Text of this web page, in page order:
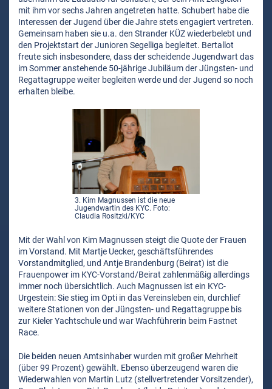
mit ihm vor sechs Jahren angetreten hatte. Schubert habe die
Interessen der Jugend über die Jahre stets engagiert vertreten.
Gemeinsam haben sie u.a. den Strander KÜZ wiederbelebt und
den Projektstart der Junioren Segelliga begleitet. Bertallot
freute sich insbesondere, dass der scheidende Jugendwart das
im Sommer anstehende 50-jährige Jubiläum der Jüngsten- und
Regattagruppe weiter begleiten werde und der Jugend so noch
erhalten bleibe.
3. Kim Magnussen ist die neue
Jugendwartin des KYC. Foto:
Claudia Rositzki/KYC
Mit der Wahl von Kim Magnussen steigt die Quote der Frauen
im Vorstand. Mit Martje Uecker, geschäftsführendes
Vorstandmitglied, und Antje Brandenburg (Beirat) ist die
Frauenpower im KYC-Vorstand/Beirat zahlenmäßig allerdings
immer noch übersichtlich. Auch Magnussen ist ein KYC-
Urgestein: Sie stieg im Opti in das Vereinsleben ein, durchlief
weitere Stationen von der Jüngsten- und Regattagruppe bis
zur Kieler Yachtschule und war Wachführerin beim Fastnet
Race.
Die beiden neuen Amtsinhaber wurden mit großer Mehrheit
(über 99 Prozent) gewählt. Ebenso überzeugend waren die
Wiederwahlen von Martin Lutz (stellvertretender Vorsitzender),